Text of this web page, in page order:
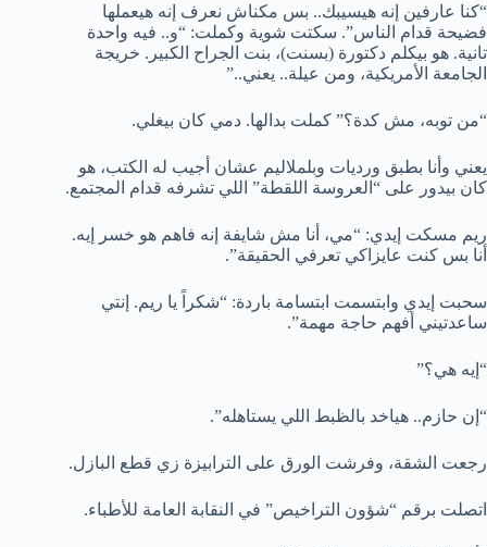
“كنا عارفين إنه هيسيبك.. بس مكناش نعرف إنه هيعملها
فضيحة قدام الناس”. سكتت شوية وكملت: “و.. فيه واحدة
تانية. هو بيكلم دكتورة (بسنت)، بنت الجراح الكبير. خريجة
الجامعة الأمريكية، ومن عيلة.. يعني..”
“من توبه، مش كدة؟” كملت بدالها. دمي كان بيغلي.
يعني وأنا بطبق ورديات وبلملاليم عشان أجيب له الكتب، هو
كان بيدور على “العروسة اللقطة” اللي تشرفه قدام المجتمع.
ريم مسكت إيدي: “مي، أنا مش شايفة إنه فاهم هو خسر إيه.
أنا بس كنت عايزاكي تعرفي الحقيقة”.
سحبت إيدي وابتسمت ابتسامة باردة: “شكراً يا ريم. إنتي
ساعدتيني أفهم حاجة مهمة”.
“إيه هي؟”
“إن حازم.. هياخد بالظبط اللي يستاهله”.
رجعت الشقة، وفرشت الورق على الترابيزة زي قطع البازل.
اتصلت برقم “شؤون التراخيص” في النقابة العامة للأطباء.